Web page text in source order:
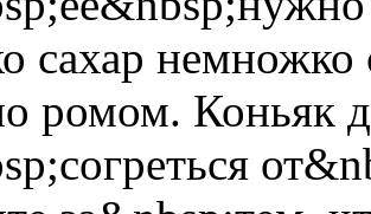
сахар немножко
ромом. Коньяк